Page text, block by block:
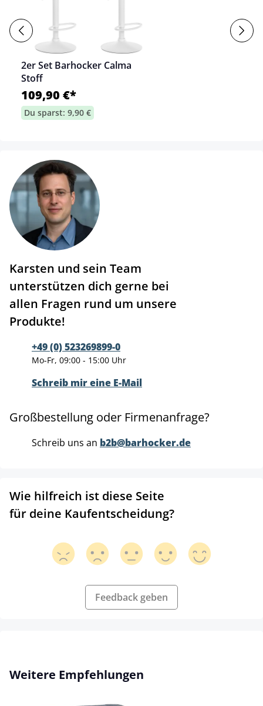
2er Set Barhocker Calma
Stoff
109,90 €*
Du sparst: 9,90 €
Karsten und sein Team
unterstützen dich gerne bei
allen Fragen rund um unsere
Produkte!
+49 (0) 523269899-0
Mo-Fr, 09:00 - 15:00 Uhr
Schreib mir eine E-Mail
Großbestellung oder Firmenanfrage?
Schreib uns an b2b@barhocker.de
Wie hilfreich ist diese Seite
für deine Kaufentscheidung?
Feedback geben
Produktgalerie überspringen
Weitere Empfehlungen